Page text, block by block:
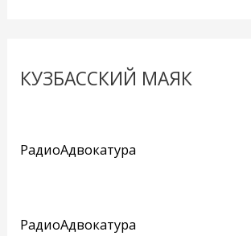
КУЗБАССКИЙ МАЯК
РадиоАдвокатура
РадиоАдвокатура